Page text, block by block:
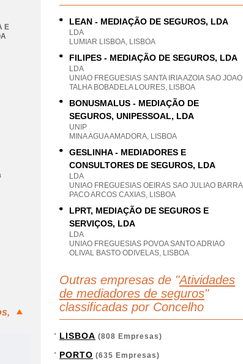
E
LEAN - MEDIAÇÃO DE SEGUROS, LDA
LDA
LUMIAR LISBOA, LISBOA
FILIPES - MEDIAÇÃO DE SEGUROS, LDA
LDA
UNIAO FREGUESIAS SANTA IRIA AZOIA SAO JOAO
TALHA BOBADELA LOURES, LISBOA
BONUSMALUS - MEDIAÇÃO DE
SEGUROS, UNIPESSOAL, LDA
UNIP
MINA AGUA AMADORA, LISBOA
GESLINHA - MEDIADORES E
CONSULTORES DE SEGUROS, LDA
LDA
UNIAO FREGUESIAS OEIRAS SAO JULIAO BARRA
PACO ARCOS CAXIAS, LISBOA
LPRT, MEDIAÇÃO DE SEGUROS E
SERVIÇOS, LDA
LDA
UNIAO FREGUESIAS POVOA SANTO ADRIAO
OLIVAL BASTO ODIVELAS, LISBOA
Outras empresas de "Atividades
de mediadores de seguros"
classificadas por Concelho
LISBOA (808 Empresas)
PORTO (635 Empresas)